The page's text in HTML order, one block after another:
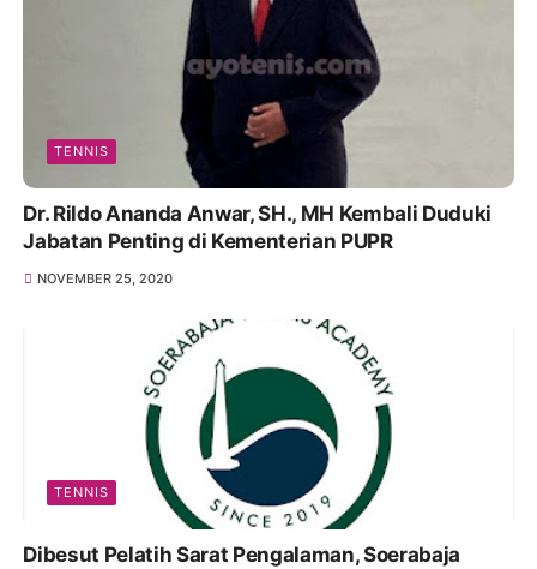
TENNIS
Dr. Rildo Ananda Anwar, SH., MH Kembali Duduki
Jabatan Penting di Kementerian PUPR
NOVEMBER 25, 2020
TENNIS
Dibesut Pelatih Sarat Pengalaman, Soerabaja